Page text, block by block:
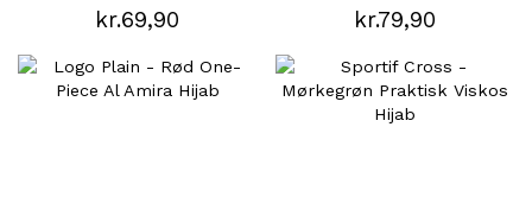
kr.69,90 kr.79,90